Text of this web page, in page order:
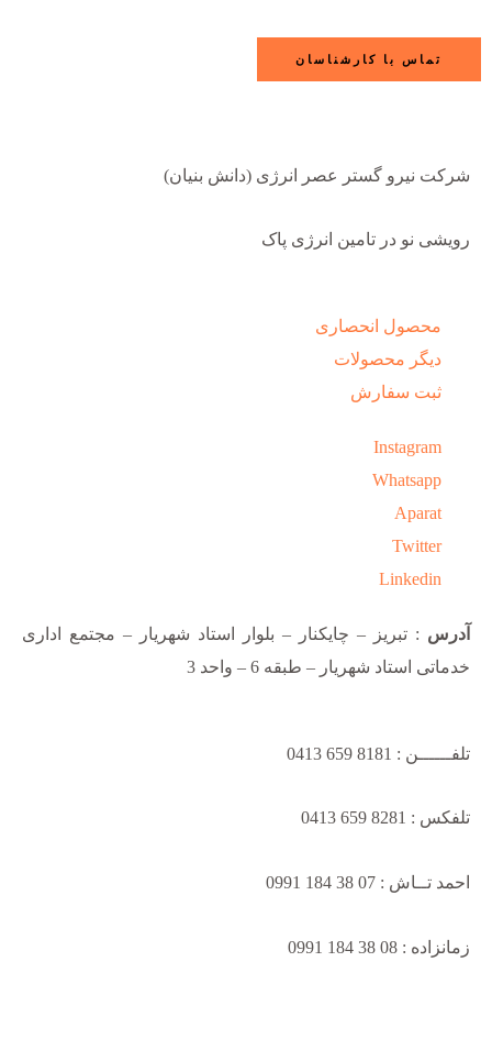
تماس با کارشناسان
شرکت نیرو گستر عصر انرژی (دانش بنیان)
رویشی نو در تامین انرژی پاک
محصول انحصاری
دیگر محصولات
ثبت سفارش
Instagram
Whatsapp
Aparat
Twitter
Linkedin
آدرس : تبریز – چایکنار – بلوار استاد شهریار – مجتمع اداری
خدماتی استاد شهریار – طبقه 6 – واحد 3
تلفــــــن : 8181 659 0413
تلفکس : 8281 659 0413
احمد تــاش : 07 38 184 0991
زمانزاده : 08 38 184 0991